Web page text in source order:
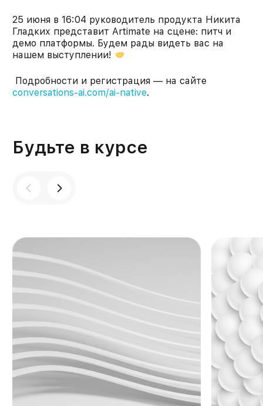
25 июня в 16:04 руководитель продукта Никита
Гладких представит Artimate на сцене: питч и
демо платформы. Будем рады видеть вас на
нашем выступлении!
Подробности и регистрация — на сайте
conversations-ai.com/ai-native.
Будьте в курсе